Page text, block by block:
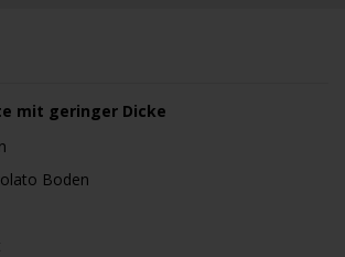
mit geringer Dicke
Boden